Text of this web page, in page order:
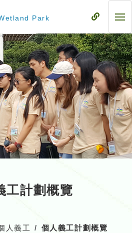
Park
流
式
目
錄
流
動
式
目
錄
工計劃概覽
人義工 個人義工計劃概覽